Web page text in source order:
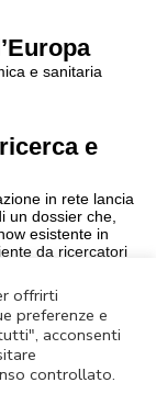
offrirti
preferenze e
acconsenti
controllato.
e sanitaria
e
in rete lancia
un dossier che,
esistente in
da ricercatori
Innova